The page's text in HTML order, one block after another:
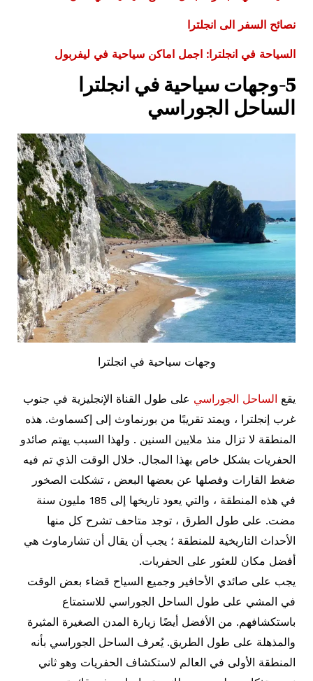
نصائح السفر الى انجلترا
السياحة في انجلترا: اجمل اماكن سياحية في ليفربول
5-وجهات سياحية في انجلترا
الساحل الجوراسي
وجهات سياحية في انجلترا
يقع الساحل الجوراسي على طول القناة الإنجليزية في جنوب
غرب إنجلترا ، ويمتد تقريبًا من بورنماوث إلى إكسماوث. هذه
المنطقة لا تزال منذ ملايين السنين . ولهذا السبب يهتم صائدو
الحفريات بشكل خاص بهذا المجال. خلال الوقت الذي تم فيه
ضغط القارات وفصلها عن بعضها البعض ، تشكلت الصخور
في هذه المنطقة ، والتي يعود تاريخها إلى 185 مليون سنة
مضت. على طول الطرق ، توجد متاحف تشرح كل منها
الأحداث التاريخية للمنطقة ؛ يجب أن يقال أن تشارماوث هي
أفضل مكان للعثور على الحفريات.
يجب على صائدي الأحافير وجميع السياح قضاء بعض الوقت
في المشي على طول الساحل الجوراسي للاستمتاع
باستكشافهم. من الأفضل أيضًا زيارة المدن الصغيرة المثيرة
والمذهلة على طول الطريق. يُعرف الساحل الجوراسي بأنه
المنطقة الأولى في العالم لاستكشاف الحفريات وهو ثاني